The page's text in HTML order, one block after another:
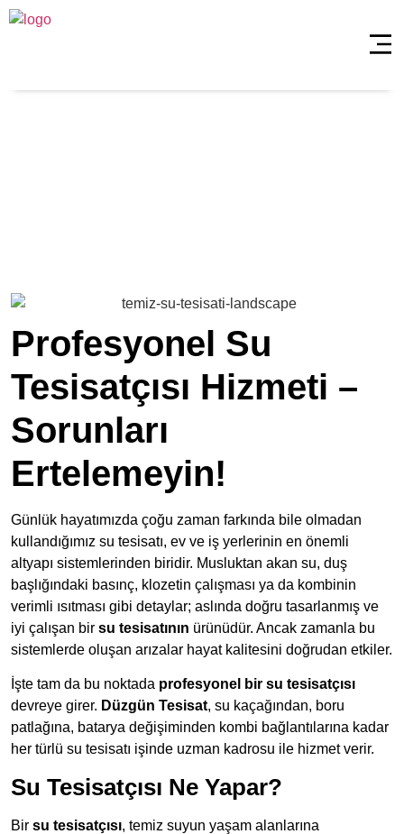
Profesyonel Su
Tesisatçısı Hizmeti –
Sorunları
Ertelemeyin!
Günlük hayatımızda çoğu zaman farkında bile olmadan
kullandığımız su tesisatı, ev ve iş yerlerinin en önemli
altyapı sistemlerinden biridir. Musluktan akan su, duş
başlığındaki basınç, klozetin çalışması ya da kombinin
verimli ısıtması gibi detaylar; aslında doğru tasarlanmış ve
iyi çalışan bir su tesisatının ürünüdür. Ancak zamanla bu
sistemlerde oluşan arızalar hayat kalitesini doğrudan etkiler.
İşte tam da bu noktada profesyonel bir su tesisatçısı
devreye girer. Düzgün Tesisat, su kaçağından, boru
patlağına, batarya değişiminden kombi bağlantılarına kadar
her türlü su tesisatı işinde uzman kadrosu ile hizmet verir.
Su Tesisatçısı Ne Yapar?
Bir su tesisatçısı, temiz suyun yaşam alanlarına